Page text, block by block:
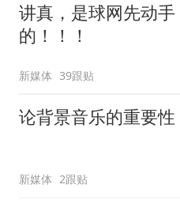
讲真，是球网先动手
的！！！
新媒体 39跟贴
论背景音乐的重要性
新媒体 2跟贴